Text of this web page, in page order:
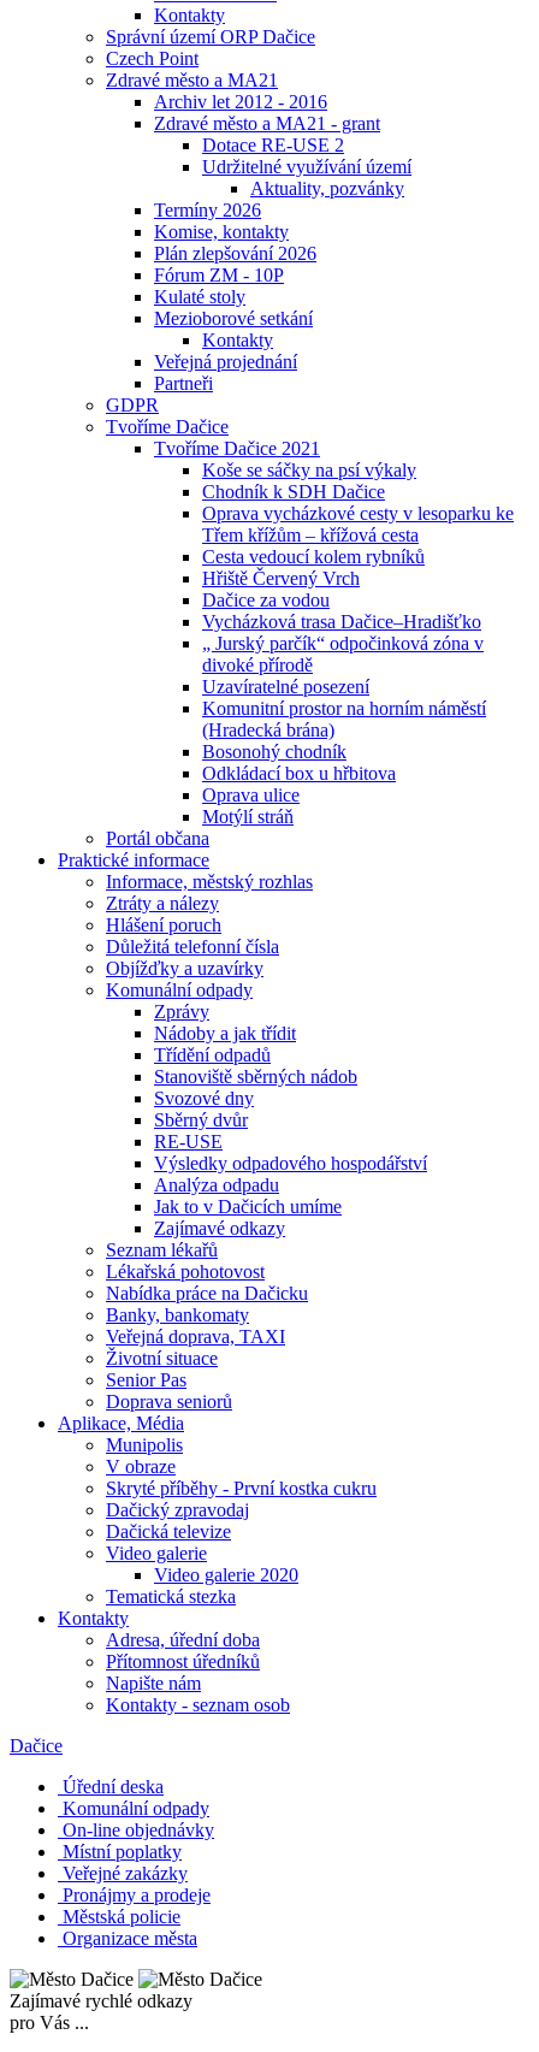
Kontakty
Správní území ORP Dačice
Czech Point
Zdravé město a MA21
Archiv let 2012 - 2016
Zdravé město a MA21 - grant
Dotace RE-USE 2
Udržitelné využívání území
Aktuality, pozvánky
Termíny 2026
Komise, kontakty
Plán zlepšování 2026
Fórum ZM - 10P
Kulaté stoly
Mezioborové setkání
Kontakty
Veřejná projednání
Partneři
GDPR
Tvoříme Dačice
Tvoříme Dačice 2021
Koše se sáčky na psí výkaly
Chodník k SDH Dačice
Oprava vycházkové cesty v lesoparku ke
Třem křížům – křížová cesta
Cesta vedoucí kolem rybníků
Hřiště Červený Vrch
Dačice za vodou
Vycházková trasa Dačice–Hradišťko
„ Jurský parčík“ odpočinková zóna v
divoké přírodě
Uzavíratelné posezení
Komunitní prostor na horním náměstí
(Hradecká brána)
Bosonohý chodník
Odkládací box u hřbitova
Oprava ulice
Motýlí stráň
Portál občana
Praktické informace
Informace, městský rozhlas
Ztráty a nálezy
Hlášení poruch
Důležitá telefonní čísla
Objížďky a uzavírky
Komunální odpady
Zprávy
Nádoby a jak třídit
Třídění odpadů
Stanoviště sběrných nádob
Svozové dny
Sběrný dvůr
RE-USE
Výsledky odpadového hospodářství
Analýza odpadu
Jak to v Dačicích umíme
Zajímavé odkazy
Seznam lékařů
Lékařská pohotovost
Nabídka práce na Dačicku
Banky, bankomaty
Veřejná doprava, TAXI
Životní situace
Senior Pas
Doprava seniorů
Aplikace, Média
Munipolis
V obraze
Skryté příběhy - První kostka cukru
Dačický zpravodaj
Dačická televize
Video galerie
Video galerie 2020
Tematická stezka
Kontakty
Adresa, úřední doba
Přítomnost úředníků
Napište nám
Kontakty - seznam osob
Dačice
Úřední deska
Komunální odpady
On-line objednávky
Místní poplatky
Veřejné zakázky
Pronájmy a prodeje
Městská policie
Organizace města
Zajímavé rychlé odkazy
pro Vás ...